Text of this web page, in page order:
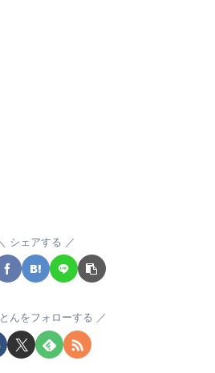
シェアする
んをフォローする